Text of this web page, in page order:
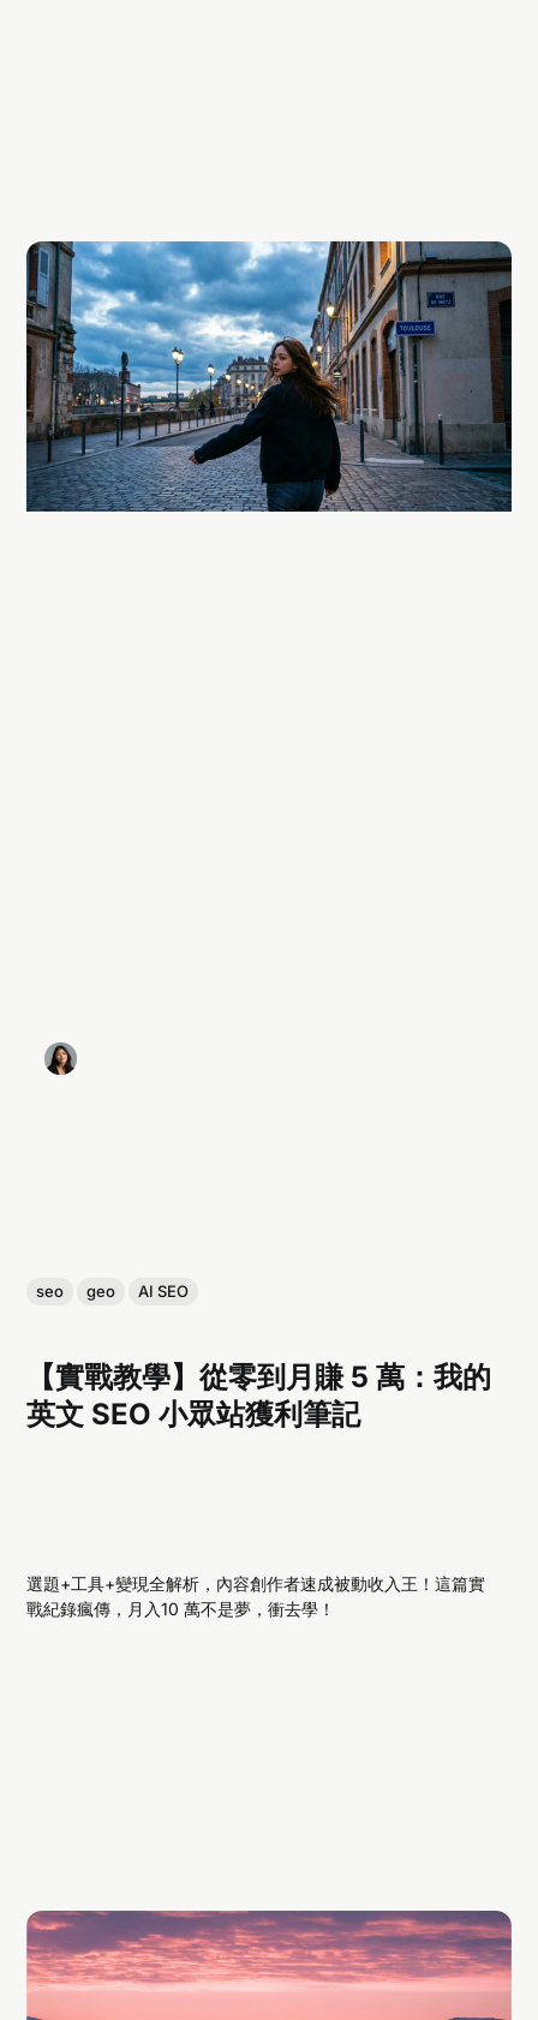
seo geo AI SEO
【實戰教學】從零到月賺 5 萬：我的
英文 SEO 小眾站獲利筆記
選題+工具+變現全解析，內容創作者速成被動收入王！這篇實
戰紀錄瘋傳，月入10 萬不是夢，衝去學！